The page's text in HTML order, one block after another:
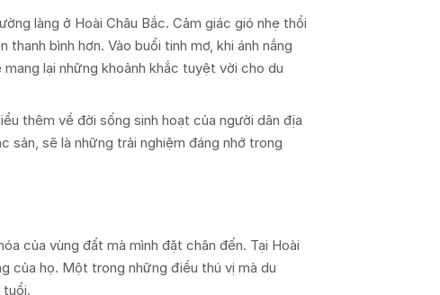
làng ở Hoài Châu Bắc. Cảm giác gió nhẹ thổi
bình hơn. Vào buổi tinh mơ, khi ánh nắng
lại những khoảnh khắc tuyệt vời cho du
thêm về đời sống sinh hoạt của người dân địa
sản, sẽ là những trải nghiệm đáng nhớ trong
của vùng đất mà mình đặt chân đến. Tại Hoài
của họ. Một trong những điều thú vị mà du
tuổi.